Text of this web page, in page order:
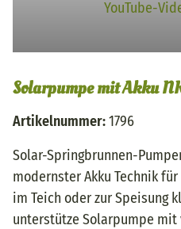
YouTube-
Solarpumpe mit Akku
Artikelnummer:1796
Solar-Springbrunnen-
modernster Akku Technik
im Teich oder zur Speisung
unterstütze Solarpumpe